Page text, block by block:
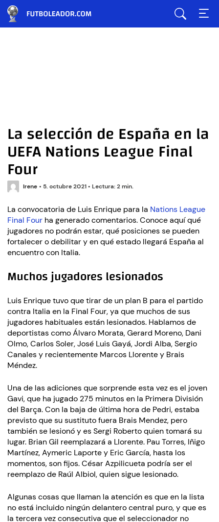
La selección de España en la
UEFA Nations League Final
Four
Irene • 5. octubre 2021• Lectura: 2 min.
La convocatoria de Luis Enrique para la Nations League
Final Four ha generado comentarios. Conoce aquí qué
jugadores no podrán estar, qué posiciones se pueden
fortalecer o debilitar y en qué estado llegará España al
encuentro con Italia.
Muchos jugadores lesionados
Luis Enrique tuvo que tirar de un plan B para el partido
contra Italia en la Final Four, ya que muchos de sus
jugadores habituales están lesionados. Hablamos de
deportistas como Álvaro Morata, Gerard Moreno, Dani
Olmo, Carlos Soler, José Luis Gayá, Jordi Alba, Sergio
Canales y recientemente Marcos Llorente y Brais
Méndez.
Una de las adiciones que sorprende esta vez es el joven
Gavi, que ha jugado 275 minutos en la Primera División
del Barça. Con la baja de última hora de Pedri, estaba
previsto que su sustituto fuera Brais Mendez, pero
también se lesionó y es Sergi Roberto quien tomará su
lugar. Brian Gil reemplazará a Llorente. Pau Torres, Iñigo
Martínez, Aymeric Laporte y Eric García, hasta los
momentos, son fijos. César Azpilicueta podría ser el
reemplazo de Raúl Albiol, quien sigue lesionado.
Algunas cosas que llaman la atención es que en la lista
no está incluido ningún delantero central puro, y que es
la tercera vez consecutiva que el seleccionador no